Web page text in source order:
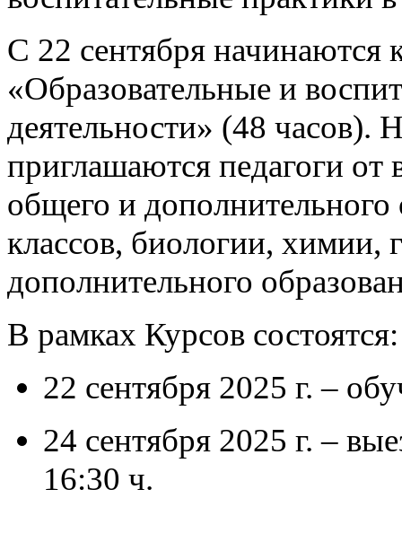
С 22 сентября
«Образовательные и
деятельности» (48 часов).
приглашаются педагоги от
общего и
классов, биологии, химии,
дополнительного
В рамках Курсов состоятся:
22 сентября 2025 г. –
24 сентября 2025 г. –
16:30 ч.